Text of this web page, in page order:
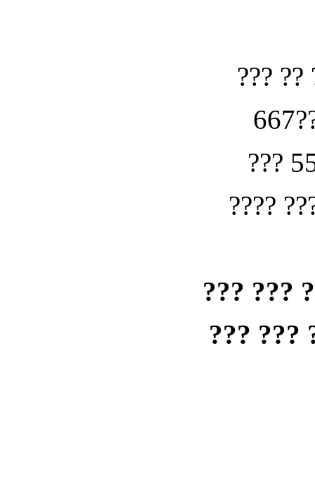
??? ??
???
????
??? ???
??? ???